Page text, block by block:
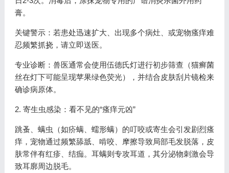
膏。
关键警示：若患处迅速扩大、出现多个病灶、或宠物瘙痒难
忍频繁抓挠，请立即送医。
专业诊断：兽医通常会使用伍德氏灯进行初步筛查（猫癣菌
丝在灯下可能呈现苹果绿色荧光），并结合皮肤刮片镜检来
确诊病原体。
2. 寄生虫感染：看不见的“瘙痒元凶”
跳蚤、螨虫（如疥螨、蠕形螨）的叮咬或寄生会引发剧烈瘙
痒，宠物通过频繁舔舐、啃咬、摩擦导致局部毛发脱落，皮
肤常伴有红疹、结痂。耳螨则专攻耳道，其分泌物刺激会导
致耳廓周边脱毛。